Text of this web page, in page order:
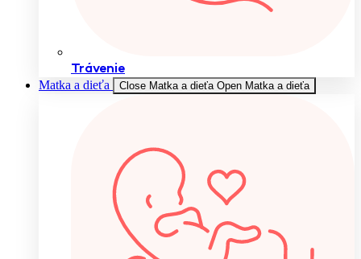
Trávenie
Matka a dieťa
Close Matka a dieťa Open Matka a dieťa